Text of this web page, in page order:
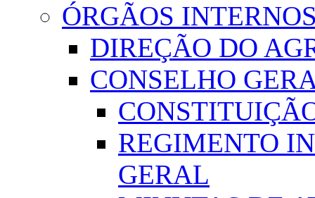
ÓRGÃOS
DIREÇÃO DO
CONSELHO
REGIMENTO
GERAL